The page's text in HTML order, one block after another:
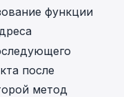
функции
после
метод